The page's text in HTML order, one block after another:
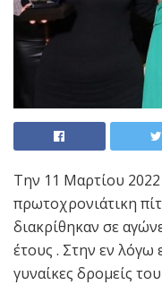
Την 11 Μαρτίου
πρωτοχρονιάτικη
διακρίθηκαν σε
έτους . Στην εν λόγω
γυναίκες δρομείς